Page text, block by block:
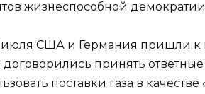
жизнеспособной
июля США и Германия пришли к
договорились принять
поставки газа в